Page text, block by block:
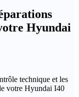
Hyundai
technique et les
votre Hyundai I40